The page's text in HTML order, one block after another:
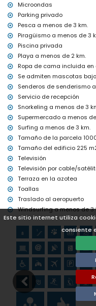
Este sitio internet utiliza
consiente
museo (Pueblo
ruina (Pueblo Histórico,
Jávea), edificio
histórico (Pueblo
alojamiento)
castillo (Portal de la
alojamiento)
Deportes
tenis, senderismo,
piragüismo, kayak,
acuático (a menos de
golf (Club de Golf
kilómetros de la villa)
Microondas
Parking privado
Pesca a menos de 3 km.
Piragüismo a menos de 3
Piscina privada
Playa a menos de 2 km.
Ropa de cama incluida en
Se admiten mascotas
Senderos de senderismo
Servicio de recepción
Snorkeling a menos de 3
Supermercado a menos
Surfing a menos de 3 km.
Tamaño de la parcela
Tamaño del edificio 225
Televisión
Televisión por cable/
Terraza en la azotea
Toallas
Traslado al aeropuerto
Windsurfing a menos de 3